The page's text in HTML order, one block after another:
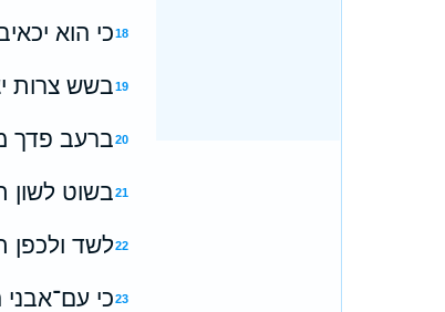
18כי הוא
19בשש צרות
20ברעב פדך
21בשוט לשון
22לשד ולכפן
23כי